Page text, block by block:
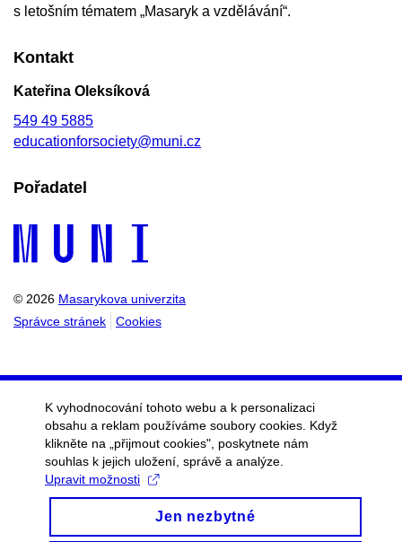
s letošním tématem „Masaryk a vzdělávání“.
Kontakt
Kateřina Oleksíková
549 49 5885
educationforsociety@muni.cz
Pořadatel
© 2026 Masarykova univerzita
Správce stránek
Cookies
K vyhodnocování tohoto webu a k personalizaci
obsahu a reklam používáme soubory cookies. Když
klikněte na „přijmout cookies", poskytnete nám
souhlas k jejich uložení, správě a analýze.
Upravit možnosti
Jen nezbytné